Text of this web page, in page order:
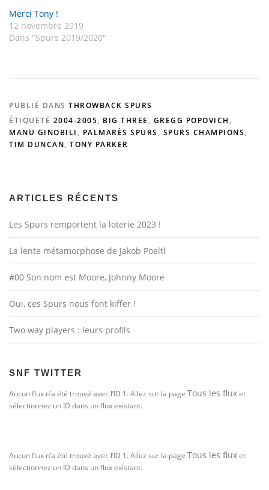
Merci Tony !
12 novembre 2019
Dans "Spurs 2019/2020"
PUBLIÉ DANS THROWBACK SPURS
ÉTIQUETÉ 2004-2005, BIG THREE , GREGG POPOVICH ,
MANU GINOBILI , PALMARÈS SPURS , SPURS CHAMPIONS,
TIM DUNCAN, TONY PARKER
ARTICLES RÉCENTS
Les Spurs remportent la loterie 2023 !
La lente métamorphose de Jakob Poeltl
#00 Son nom est Moore, Johnny Moore
Oui, ces Spurs nous font kiffer !
Two way players : leurs profils
SNF TWITTER
Aucun flux n’a été trouvé avec l’ID 1. Allez sur la page Tous les fluxet
sélectionnez un ID dans un flux existant.
Aucun flux n’a été trouvé avec l’ID 1. Allez sur la page Tous les fluxet
sélectionnez un ID dans un flux existant.